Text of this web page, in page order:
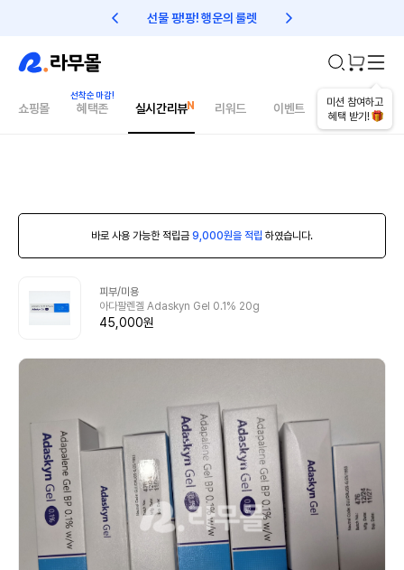
선물 팡!팡! 행운의 룰렛 친구초대 1만원 리워드!
미션 참여하고
혜택 받기!
쇼핑몰 혜택존 실시간리뷰 리워드 이벤트 건강매거진
바로 사용 가능한 적립금 9,000원을 적립 하였습니다.
피부/미용
아다팔렌겔 Adaskyn Gel 0.1% 20g
45,000원